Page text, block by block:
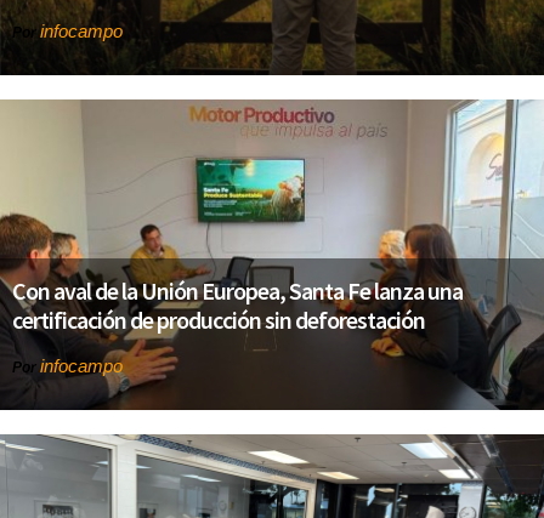
Por infocampo
Con aval de la Unión Europea, Santa Fe lanza una
certificación de producción sin deforestación
Por infocampo